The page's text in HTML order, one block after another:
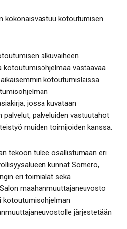
kokonaisvastuu kotoutumisen
alkuvaiheen
kotoutumisohjelmaa vastaavaa
kotoutumislaissa.
jossa kuvataan
palvelut, palveluiden vastuutahot
muiden toimijoiden kanssa.
tekoon tulee osallistumaan eri
kunnat Somero,
eri toimialat sekä
maahanmuuttajaneuvosto
kotoutumisohjelman
järjestetään